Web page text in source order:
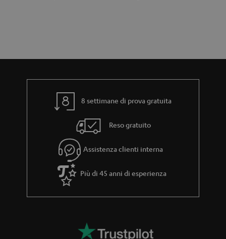
o
e
z
a
8 settimane di prova gratuita
Reso gratuito
Assistenza clienti interna
Più di 45 anni di esperienza